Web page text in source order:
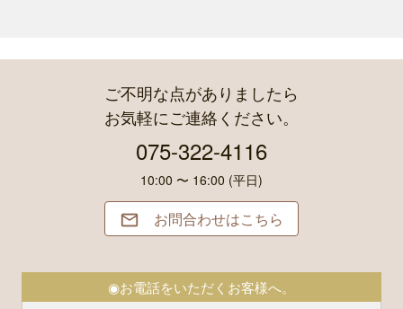
ご不明な点がありましたら
お気軽にご連絡ください。
075-322-4116
10:00 〜 16:00 (平日)
 お問合わせはこちら
◉お電話をいただくお客様へ。